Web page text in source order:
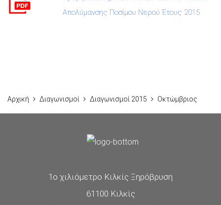
Απολύμανσης Ποσίμου Νερού Έτους 2015
Αρχική Διαγωνισμοί Διαγωνισμοί 2015 Οκτώμβριος
1ο χιλιόμετρο Κιλκίς Ξηρόβρυση
61100 Κιλκίς